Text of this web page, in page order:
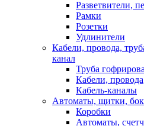
Разветвители,
Рамки
Розетки
Удлинители
Кабели, провода,
канал
Труба
Кабели, провода
Кабель-каналы
Автоматы, щитки,
Коробки
Автоматы,